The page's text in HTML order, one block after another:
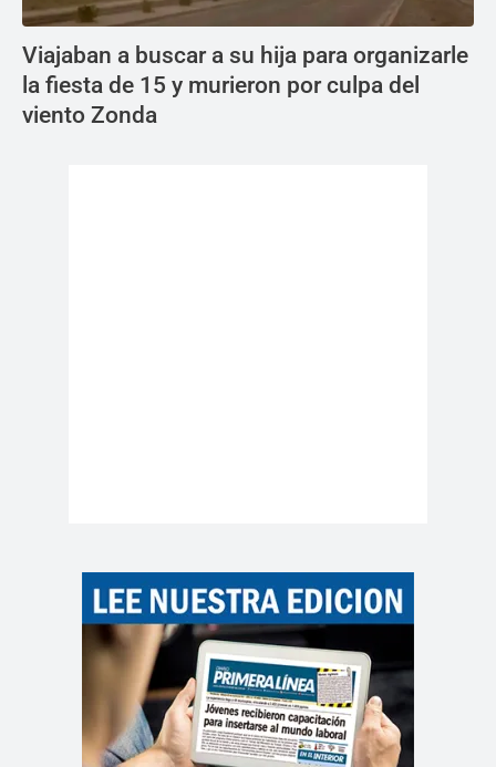
Viajaban a buscar a su hija para organizarle
la fiesta de 15 y murieron por culpa del
viento Zonda